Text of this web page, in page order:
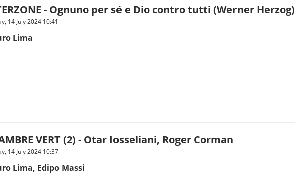
- Ognuno per sé e Dio contro tutti (Werner Herzog)
14 July 2024 10:41
Lima
VERT (2) - Otar Iosseliani, Roger Corman
14 July 2024 10:37
Lima, Edipo Massi